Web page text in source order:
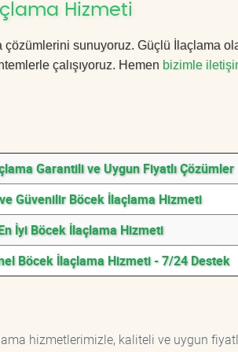
Hizmeti
sunuyoruz. Güçlü İlaçlama
çalışıyoruz. Hemen bizimle
Garantili ve Uygun Fiyatlı Çözümler
ve Güvenilir Böcek İlaçlama Hizmeti
İyi Böcek İlaçlama Hizmeti
Böcek İlaçlama Hizmeti - 7/24 Destek
hizmetlerimizle, kaliteli ve uygun